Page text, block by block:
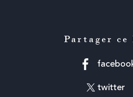
Partager ce
twitter